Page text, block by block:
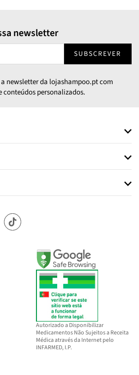
newsletter
SUBSCREVER
a newsletter da lojashampoo.pt com
conteúdos personalizados.
Autorizado a Disponibilizar
Medicamentos Não Sujeitos a Receita
Médica através da Internet pelo
INFARMED, I.P.